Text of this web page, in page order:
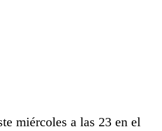
miércoles a las 23 en el